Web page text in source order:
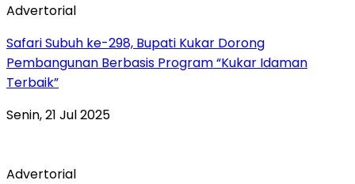
Advertorial
Safari Subuh ke-298, Bupati Kukar Dorong
Pembangunan Berbasis Program “Kukar Idaman
Terbaik”
Senin, 21 Jul 2025
Advertorial